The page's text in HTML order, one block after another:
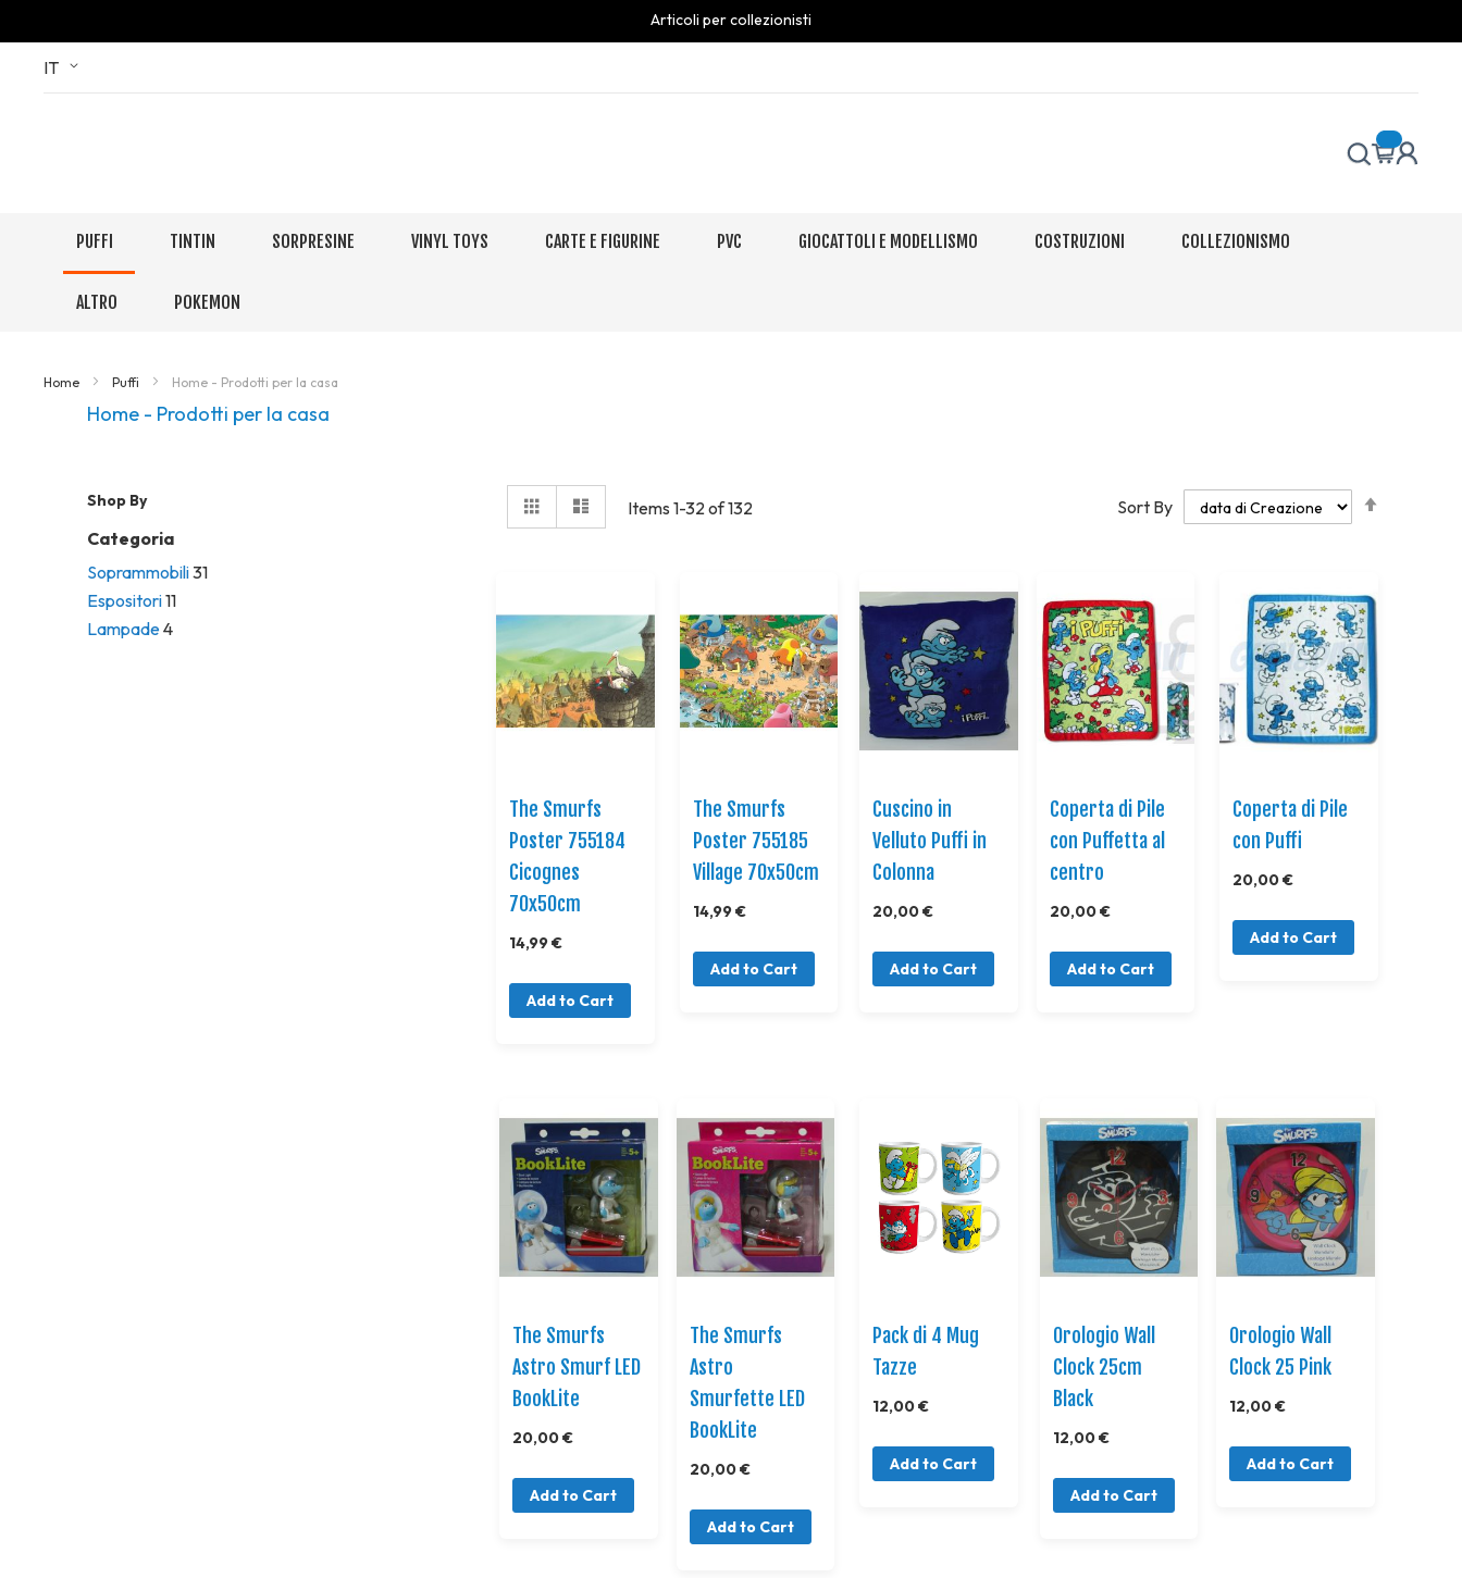
Articoli per collezionisti
Skip
Language
IT
PUFFI TINTIN SORPRESINE VINYL TOYS CARTE E FIGURINE PVC GIOCATTOLI E MODELLISMO COSTRUZIONI COLLEZIONISMO
ALTRO POKEMON
Home Puffi Home - Prodotti per la casa
Home - Prodotti per la casa
View
as
Grid ElencoItems1-32of132 Sort By
The Smurfs
Poster 755184
Cicognes
70x50cm
14,99 €
Add to Cart
The Smurfs
Poster 755185
Village 70x50cm
14,99 €
Add to Cart
Cuscino in
Velluto Puffi in
Colonna
20,00 €
Add to Cart
Coperta di Pile
con Puffetta al
centro
20,00 €
Add to Cart
Coperta di Pile
con Puffi
20,00 €
Add to Cart
The Smurfs
Astro Smurf LED
BookLite
20,00 €
Add to Cart
The Smurfs
Astro
Smurfette LED
BookLite
20,00 €
Add to Cart
Pack di 4 Mug
Tazze
12,00 €
Add to Cart
Orologio Wall
Clock 25cm
Black
12,00 €
Add to Cart
Orologio Wall
Clock 25 Pink
12,00 €
Add to Cart
Shop By
Categoria
Soprammobili31
Espositori11
Lampade4